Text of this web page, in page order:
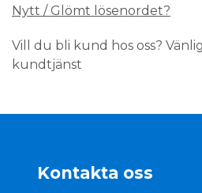
Nytt / Glömt lösenordet?
Vill du bli kund hos oss?
kundtjänst
Kontakta oss